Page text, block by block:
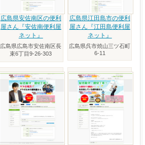
広島県安佐南区の便利
屋さん『安佐南便利屋
ネット』
広島県広島市安佐南区長
束6丁目9-26-303
広島県江田島市の便利
屋さん『江田島便利屋
ネット』
広島県呉市焼山三ツ石町
6-11